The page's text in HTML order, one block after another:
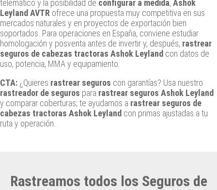
telemático y la posibilidad de configurar a medida, Ashok
Leyland AVTR ofrece una propuesta muy competitiva en sus
mercados naturales y en proyectos de exportación bien
soportados. Para operaciones en España, conviene estudiar
homologación y posventa antes de invertir y, después, rastrear
seguros de cabezas tractoras Ashok Leyland con datos de
uso, potencia, MMA y equipamiento.
CTA: ¿Quieres rastrear seguros con garantías? Usa nuestro
rastreador de seguros para rastrear seguros Ashok Leyland
y comparar coberturas; te ayudamos a rastrear seguros de
cabezas tractoras Ashok Leyland con primas ajustadas a tu
ruta y operación.
Rastreamos todos los Seguros de